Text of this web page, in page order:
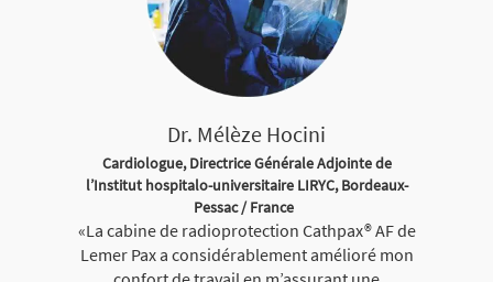
Dr. Mélèze Hocini
Cardiologue, Directrice Générale Adjointe de
l’Institut hospitalo-universitaire LIRYC, Bordeaux-
Pessac / France
«La cabine de radioprotection Cathpax® AF de
Lemer Pax a considérablement amélioré mon